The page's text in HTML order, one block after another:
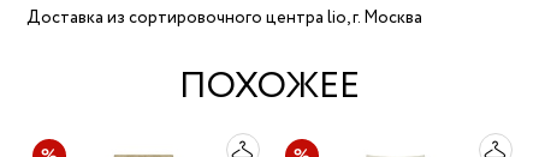
Доставка из сортировочного центра lio, г. Москва
ПОХОЖЕЕ